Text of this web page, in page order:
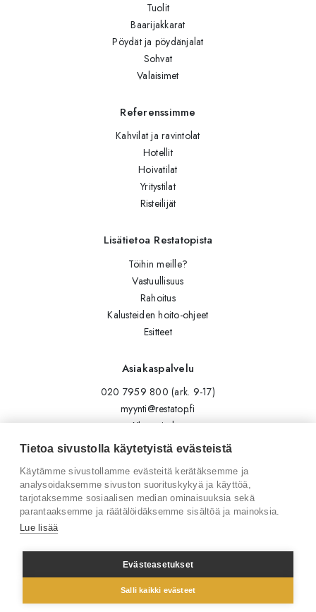
Tuolit
Baarijakkarat
Pöydät ja pöydänjalat
Sohvat
Valaisimet
Referenssimme
Kahvilat ja ravintolat
Hotellit
Hoivatilat
Yritystilat
Risteilijät
Lisätietoa Restatopista
Töihin meille?
Vastuullisuus
Rahoitus
Kalusteiden hoito-ohjeet
Esitteet
Asiakaspalvelu
020 7959 800 (ark. 9-17)
myynti@restatop.fi
Yhteystiedot
Lähetä viesti
Seuraa meitä
Tilaa uutiskirje
Facebook
© 2026 Restatop Oy
Tietoa sivustolla käytetyistä evästeistä
Käytämme sivustollamme evästeitä kerätäksemme ja
analysoidaksemme sivuston suorituskykyä ja käyttöä,
tarjotaksemme sosiaalisen median ominaisuuksia sekä
parantaaksemme ja räätälöidäksemme sisältöä ja mainoksia.
Lue lisää
Evästeasetukset
Salli kaikki evästeet